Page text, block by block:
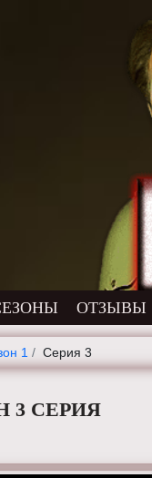
ОТЗЫВЫ
1 Серия 3
3 СЕРИЯ